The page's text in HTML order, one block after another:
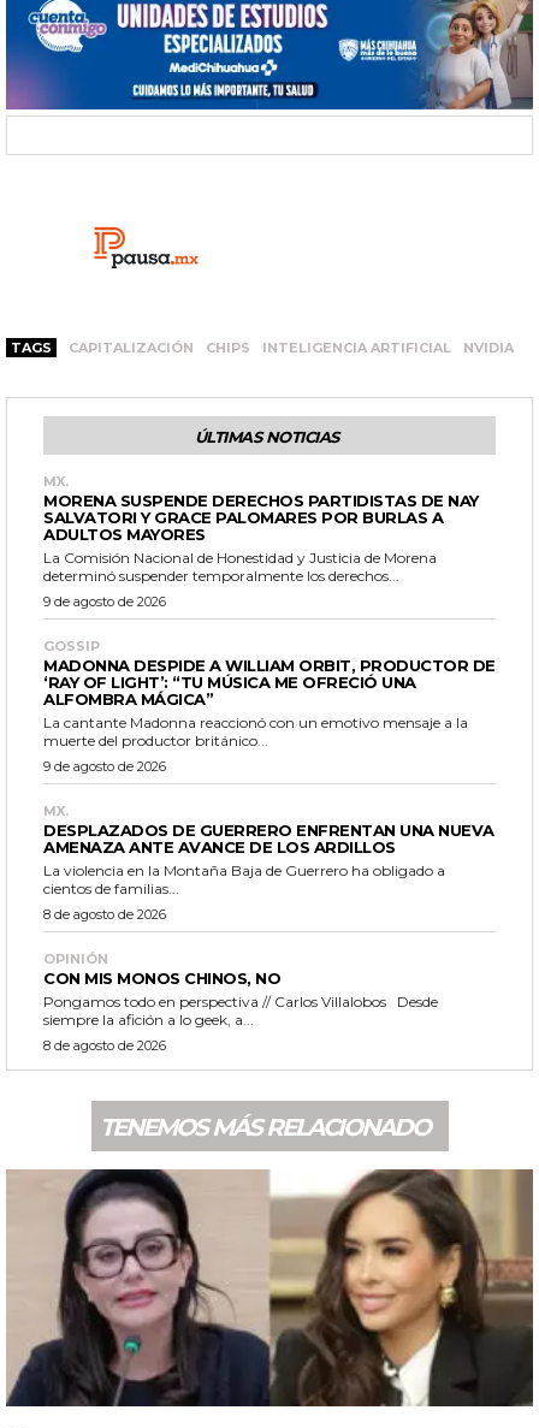
TAGS CAPITALIZACIÓN CHIPS INTELIGENCIA ARTIFICIAL NVIDIA
ÚLTIMAS NOTICIAS
MX.
MORENA SUSPENDE DERECHOS PARTIDISTAS DE NAY
SALVATORI Y GRACE PALOMARES POR BURLAS A
ADULTOS MAYORES
La Comisión Nacional de Honestidad y Justicia de Morena
determinó suspender temporalmente los derechos...
9 de agosto de 2026
GOSSIP
MADONNA DESPIDE A WILLIAM ORBIT, PRODUCTOR DE
‘RAY OF LIGHT’: “TU MÚSICA ME OFRECIÓ UNA
ALFOMBRA MÁGICA”
La cantante Madonna reaccionó con un emotivo mensaje a la
muerte del productor británico...
9 de agosto de 2026
MX.
DESPLAZADOS DE GUERRERO ENFRENTAN UNA NUEVA
AMENAZA ANTE AVANCE DE LOS ARDILLOS
La violencia en la Montaña Baja de Guerrero ha obligado a
cientos de familias...
8 de agosto de 2026
OPINIÓN
CON MIS MONOS CHINOS, NO
Pongamos todo en perspectiva // Carlos Villalobos Desde
siempre la afición a lo geek, a...
8 de agosto de 2026
TENEMOS MÁS RELACIONADO